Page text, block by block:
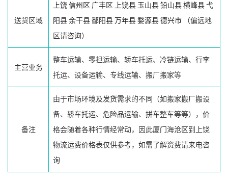
送货区域
上饶信州区 广丰区 上饶县 玉山县铅山县横峰县弋
阳县余干县鄱阳县万年县婺源县德兴市 （偏远地
区请咨询）
主营业务
整车运输、零担运输、轿车托运、冷链运输、行李
托运、设备运输、专线运输、搬厂搬家等
备注
由于市场环境及发货需求的不同（如搬家搬厂搬设
备、轿车托运、危险品运输、拼车整车等等），价
格会随着各种行情经常动，因此厦门海沧区到上饶
物流运费价格表仅供参考，如需了解资费请来电咨
询